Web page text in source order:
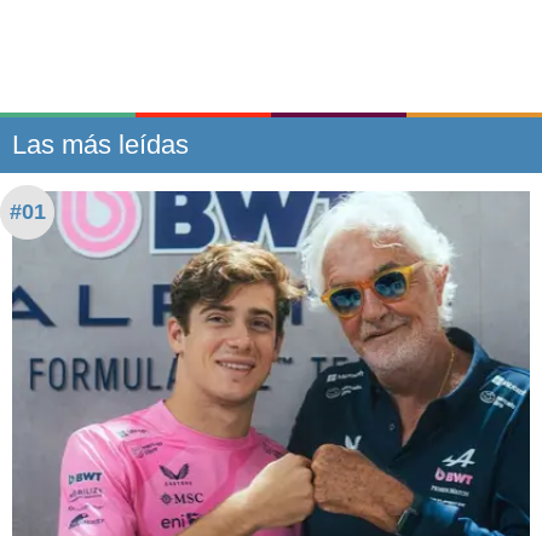
Las más leídas
#01